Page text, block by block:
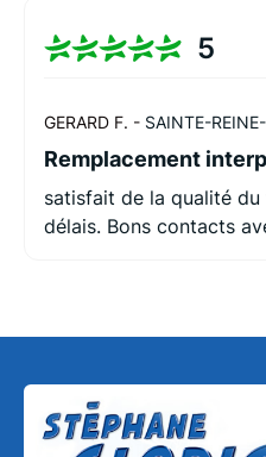
5
GERARD F. - SAINTE-
satisfait de la qualité
délais. Bons contacts